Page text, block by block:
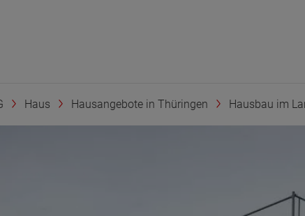
Haus Hausangebote in Thüringen Hausbau im